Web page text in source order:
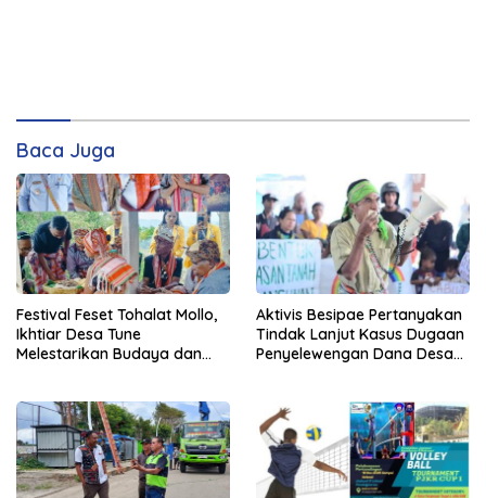
Baca Juga
Festival Feset Tohalat Mollo,
Ikhtiar Desa Tune
Melestarikan Budaya dan
Aktivis Besipae Pertanyakan
Tindak Lanjut Kasus Dugaan
Penyelewengan Dana Desa